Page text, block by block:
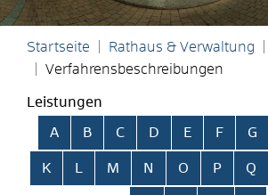
Startseite Rathaus & Verwaltung
Verfahrensbeschreibungen
Leistungen
Alphabetisches Register überspringen
A B C D E F G
K L M N O P Q